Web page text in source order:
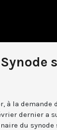
à la demande
dernier a
du